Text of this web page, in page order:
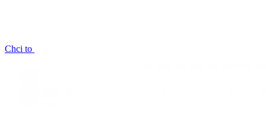
Chci to